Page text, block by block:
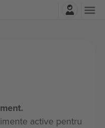
active pentru